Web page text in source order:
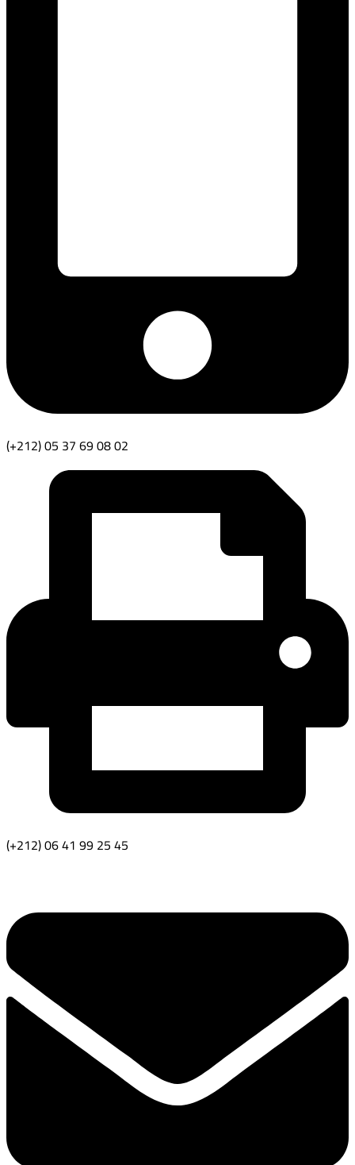
(+212) 05 37 69 08 02
(+212) 06 41 99 25 45